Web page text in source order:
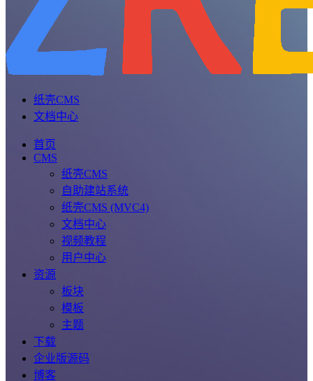
纸壳CMS
文档中心
首页
CMS
纸壳CMS
自助建站系统
纸壳CMS (MVC4)
文档中心
视频教程
用户中心
资源
板块
模板
主题
下载
企业版源码
博客